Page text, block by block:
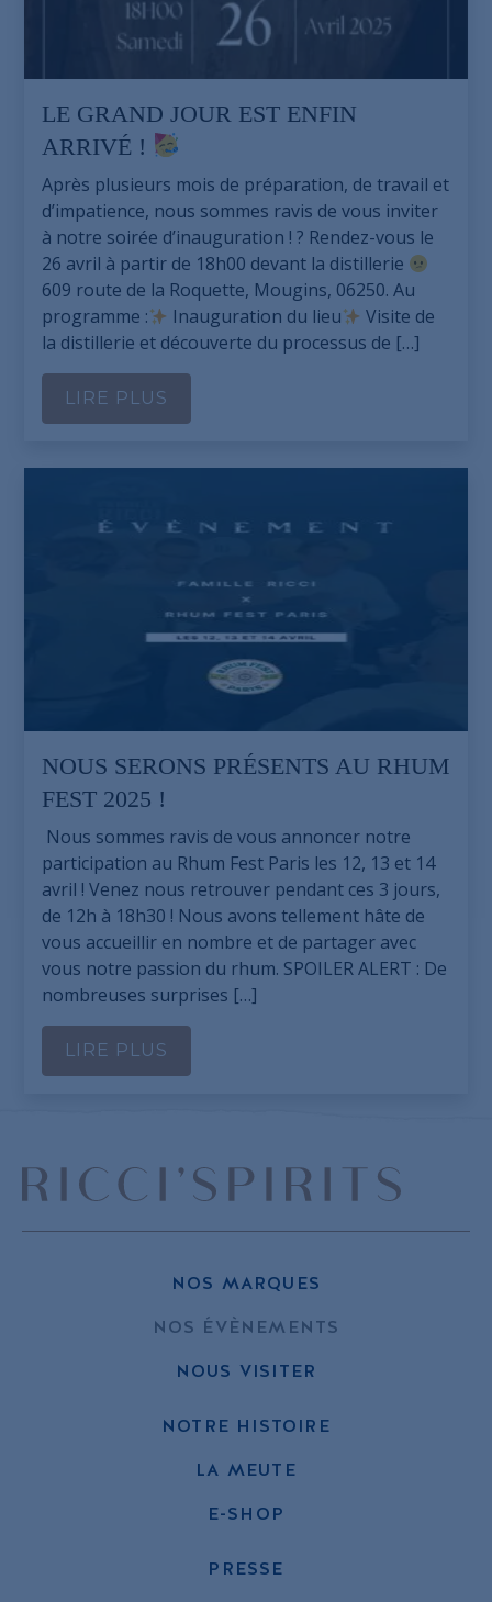
LE GRAND JOUR EST ENFIN
ARRIVÉ !
Après plusieurs mois de préparation, de travail et
d’impatience, nous sommes ravis de vous inviter
à notre soirée d’inauguration ! ? Rendez-vous le
26 avril à partir de 18h00 devant la distillerie
609 route de la Roquette, Mougins, 06250. Au
programme :
Inauguration du lieu
Visite de
la distillerie et découverte du processus de […]
LIRE PLUS
NOUS SERONS PRÉSENTS AU RHUM
FEST 2025 !
Nous sommes ravis de vous annoncer notre
participation au Rhum Fest Paris les 12, 13 et 14
avril ! Venez nous retrouver pendant ces 3 jours,
de 12h à 18h30 ! Nous avons tellement hâte de
vous accueillir en nombre et de partager avec
vous notre passion du rhum. SPOILER ALERT : De
nombreuses surprises […]
LIRE PLUS
NOS MARQUES
NOS ÉVÈNEMENTS
NOUS VISITER
NOTRE HISTOIRE
LA MEUTE
E-SHOP
PRESSE